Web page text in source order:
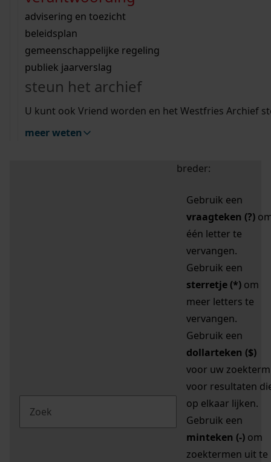
bouwvergunningen
omgevingsvergunningen
vergunningen
beeld en geluid
uitleg nodig?
Wij helpen u op weg met een aantal zoektips.
bekijk alle zoektips
Wij helpen u op weg met een aantal zoektips.
bekijk alle zoektips
bekijk ons geschiedenislokaal
advisering en toezicht
beleidsplan
gemeenschappelijke regeling
publiek jaarverslag
steun het archief
U kunt ook Vriend worden en het Westfries Archief
meer weten
zoektips
Mijn Studiezaal (inloggen)
uw zoekopdracht te
breder:
Gebruik een
vraagteken (?)
één letter te
vervangen.
Gebruik een
sterretje (*) om
meer letters te
vervangen.
Gebruik een
dollarteken ($)
voor uw zoekterm
voor resultaten
op elkaar lijken.
Gebruik een
minteken (-) om
zoektermen uit te